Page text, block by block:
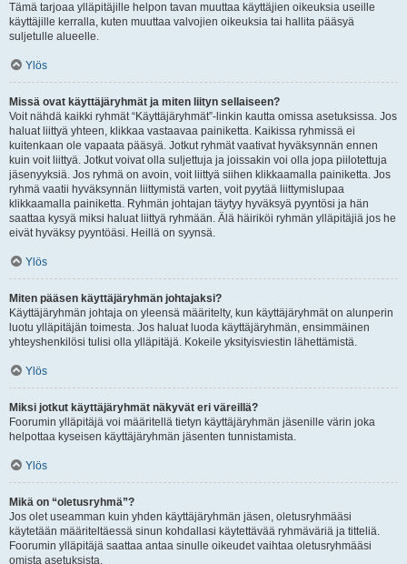
Tämä tarjoaa ylläpitäjille helpon tavan muuttaa käyttäjien oikeuksia useille
käyttäjille kerralla, kuten muuttaa valvojien oikeuksia tai hallita pääsyä
suljetulle alueelle.
Ylös
Missä ovat käyttäjäryhmät ja miten liityn sellaiseen?
Voit nähdä kaikki ryhmät “Käyttäjäryhmät”-linkin kautta omissa asetuksissa. Jos
haluat liittyä yhteen, klikkaa vastaavaa painiketta. Kaikissa ryhmissä ei
kuitenkaan ole vapaata pääsyä. Jotkut ryhmät vaativat hyväksynnän ennen
kuin voit liittyä. Jotkut voivat olla suljettuja ja joissakin voi olla jopa piilotettuja
jäsenyyksiä. Jos ryhmä on avoin, voit liittyä siihen klikkaamalla painiketta. Jos
ryhmä vaatii hyväksynnän liittymistä varten, voit pyytää liittymislupaa
klikkaamalla painiketta. Ryhmän johtajan täytyy hyväksyä pyyntösi ja hän
saattaa kysyä miksi haluat liittyä ryhmään. Älä häiriköi ryhmän ylläpitäjiä jos he
eivät hyväksy pyyntöäsi. Heillä on syynsä.
Ylös
Miten pääsen käyttäjäryhmän johtajaksi?
Käyttäjäryhmän johtaja on yleensä määritelty, kun käyttäjäryhmät on alunperin
luotu ylläpitäjän toimesta. Jos haluat luoda käyttäjäryhmän, ensimmäinen
yhteyshenkilösi tulisi olla ylläpitäjä. Kokeile yksityisviestin lähettämistä.
Ylös
Miksi jotkut käyttäjäryhmät näkyvät eri väreillä?
Foorumin ylläpitäjä voi määritellä tietyn käyttäjäryhmän jäsenille värin joka
helpottaa kyseisen käyttäjäryhmän jäsenten tunnistamista.
Ylös
Mikä on “oletusryhmä”?
Jos olet useamman kuin yhden käyttäjäryhmän jäsen, oletusryhmääsi
käytetään määriteltäessä sinun kohdallasi käytettävää ryhmäväriä ja titteliä.
Foorumin ylläpitäjä saattaa antaa sinulle oikeudet vaihtaa oletusryhmääsi
omista asetuksista.